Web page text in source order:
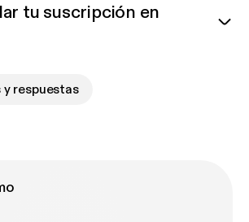
tu suscripción en
respuestas